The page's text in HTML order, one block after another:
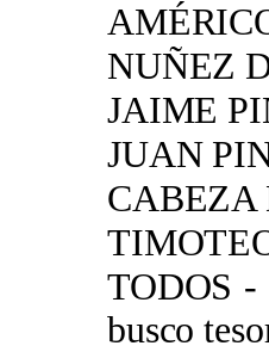
NUÑEZ
JAIME
JUAN
CABEZA
TODOS
busco